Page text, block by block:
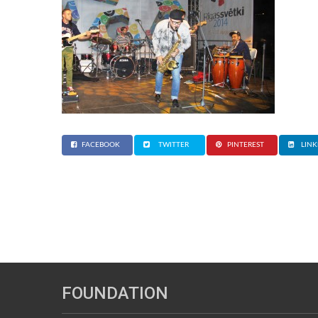
FACEBOOK TWITTER PINTEREST
FOUNDATION